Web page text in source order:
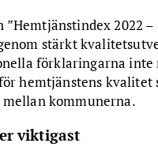
”Hemtjänstindex 2022
stärkt
förklaringarna
hemtjänstens kvalitet
kommunerna.
viktigast